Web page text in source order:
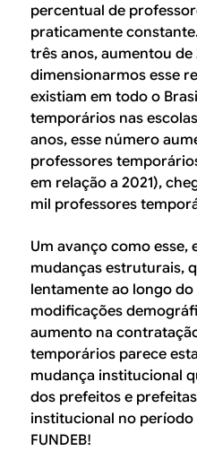
percentual de
praticamente
três anos, aumentou de
dimensionarmos esse
existiam em todo o
temporários nas
anos, esse número
professores
em relação a 2021),
mil professores
Um avanço como esse,
mudanças estruturais,
lentamente ao longo
modificações
aumento na
temporários parece
mudança institucional
dos prefeitos e
institucional no
FUNDEB!